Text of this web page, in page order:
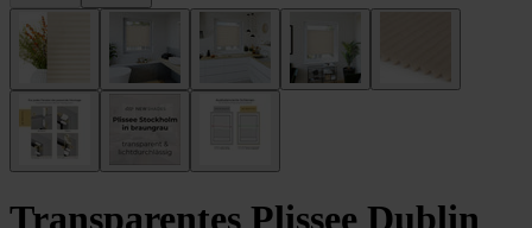
Transparentes Plissee Dublin